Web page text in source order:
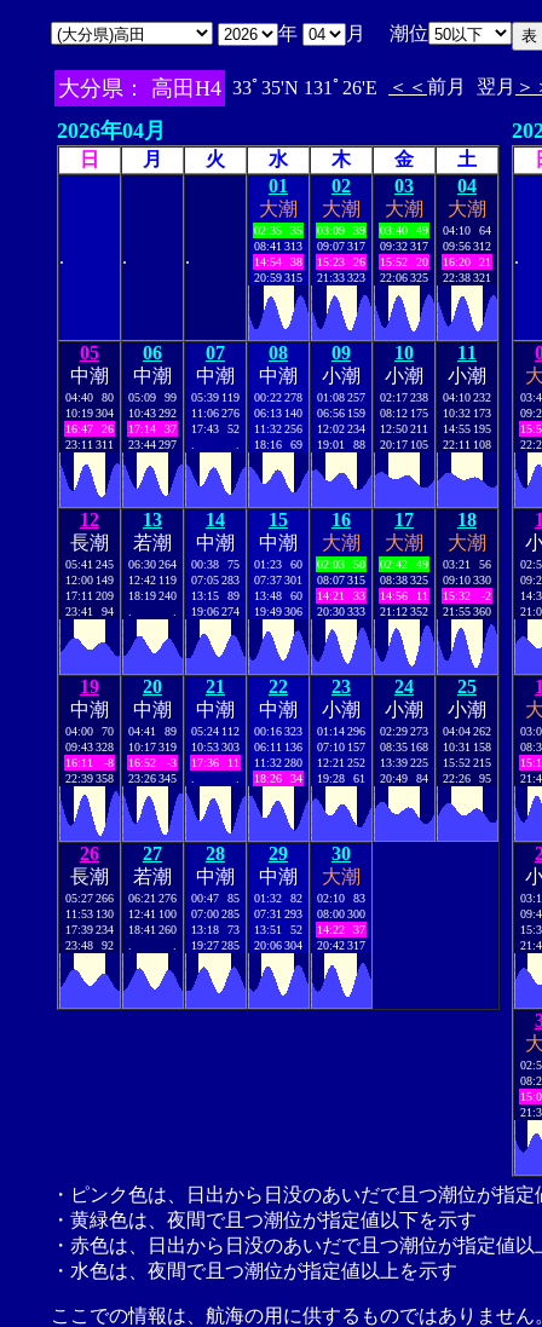
年 月 潮位
大分県： 高田H4 33ﾟ35'N 131ﾟ26'E ＜＜ 前月 翌月 ＞
2026年04月
日 月 火 水 木 金 土
. . .
01
大潮
02:35
35
08:41 313
14:54
38
20:59315
02
大潮
03:09
39
09:07317
15:23
26
21:33323
03
大潮
03:40
49
09:32317
15:52
20
22:06325
04
大潮
04:10
64
09:56312
16:20
21
22:38321
05
中潮
04:40
80
10:19304
16:47
26
23:11 311
06
中潮
05:09
99
10:43292
17:14
37
23:44297
07
中潮
05:39 119
11:06276
17:43
52
08
中潮
00:22278
06:13 140
11:32256
18:16
69
09
小潮
01:08257
06:56 159
12:02234
19:01
88
10
小潮
02:17238
08:12 175
12:50211
20:17 105
11
小潮
04:10232
10:32 173
14:55 195
22:11 108
12
長潮
05:41 245
12:00 149
17:11 209
23:41
94
13
若潮
06:30264
12:42 119
18:19240
14
中潮
00:38
75
07:05283
13:15
89
19:06274
15
中潮
01:23
60
07:37301
13:48
60
19:49306
16
大潮
02:03
50
08:07315
14:21
33
20:30333
17
大潮
02:42
49
08:38325
14:56
11
21:12352
18
大潮
03:21
56
09:10330
15:32
-2
21:55360
19
中潮
04:00
70
09:43328
16:11
-8
22:39358
20
中潮
04:41
89
10:17319
16:52
-3
23:26345
21
中潮
05:24 112
10:53303
17:36
11
22
中潮
00:16323
06:11 136
11:32280
18:26
34
23
小潮
01:14296
07:10 157
12:21 252
19:28
61
24
小潮
02:29273
08:35 168
13:39225
20:49
84
25
小潮
04:04262
10:31 158
15:52215
22:26
95
26
長潮
05:27266
11:53 130
17:39234
23:48
92
27
若潮
06:21 276
12:41 100
18:41 260
28
中潮
00:47
85
07:00285
13:18
73
19:27285
29
中潮
01:32
82
07:31 293
13:51
52
20:06304
30
大潮
02:10
83
08:00300
14:22
37
20:42317
.
・ピンク色は、日出から日没のあいだで且つ潮位が指
・黄緑色は、夜間で且つ潮位が指定値以下を示す
・赤色は、日出から日没のあいだで且つ潮位が指定値以
・水色は、夜間で且つ潮位が指定値以上を示す
ここでの情報は、航海の用に供するものではありませ